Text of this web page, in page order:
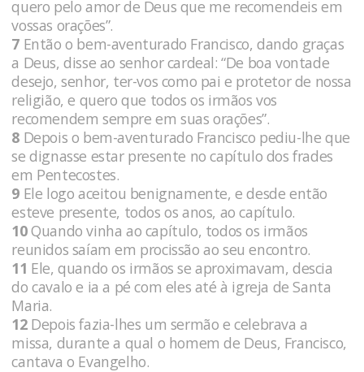
quero pelo amor de Deus que me recomendeis em
vossas orações”.
7 Então o bem-aventurado Francisco, dando graças
a Deus, disse ao senhor cardeal: “De boa vontade
desejo, senhor, ter-vos como pai e protetor de nossa
religião, e quero que todos os irmãos vos
recomendem sempre em suas orações”.
8 Depois o bem-aventurado Francisco pediu-lhe que
se dignasse estar presente no capítulo dos frades
em Pentecostes.
9 Ele logo aceitou benignamente, e desde então
esteve presente, todos os anos, ao capítulo.
10Quando vinha ao capítulo, todos os irmãos
reunidos saíam em procissão ao seu encontro.
11 Ele, quando os irmãos se aproximavam, descia
do cavalo e ia a pé com eles até à igreja de Santa
Maria.
12Depois fazia-lhes um sermão e celebrava a
missa, durante a qual o homem de Deus, Francisco,
cantava o Evangelho.